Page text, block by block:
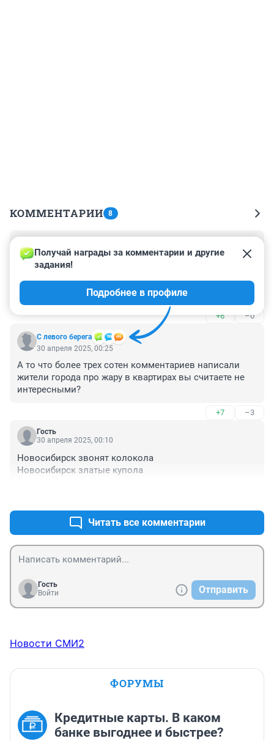
КОММЕНТАРИИ 8
30 апреля 2025, 03:37
Травников, почему самокатчики борзеют, особенно
на Юрентах ?, их скорость Значительно превышает
+6 –0
С левого берега
Получай награды за комментарии и другие
задания!
Подробнее в профиле
30 апреля 2025, 00:25
А то что более трех сотен комментариев написали
жители города про жару в квартирах вы считаете не
интересными?
+7 –3
Гость
30 апреля 2025, 00:10
Новосибирск звонят колокола
Новосибирск златые купола
Читать все комментарии
Гость
Войти
Отправить
Новости СМИ2
ФОРУМЫ
Кредитные карты. В каком
банке выгоднее и быстрее?